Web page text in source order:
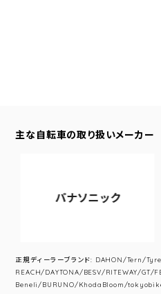
主な自転車の取り扱いメーカー
パナソニック
正規ディーラーブランド: DAHON/Tern/
REACH/DAYTONA/BESV/RITEWAY/GT/
Beneli/BURUNO/KhodaBloom/